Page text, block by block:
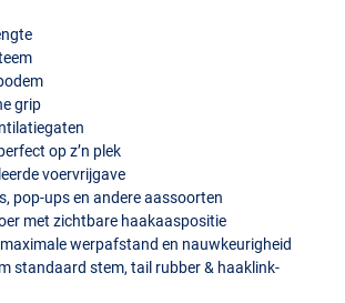
grip
op z’n plek
voervrijgave
pop-ups en andere aassoorten
met zichtbare haakaaspositie
werpafstand en nauwkeurigheid
standaard stem, tail rubber & haaklink-